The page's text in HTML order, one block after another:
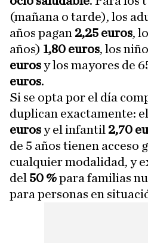
(mañana o tarde), los
años pagan 2,25 euros,
años) 1,80 euros, los
eurosy los mayores de
euros.
Si se opta por el día
duplican exactamente:
eurosy el infantil 2,70
de 5 años tienen acceso
cualquier modalidad, y
del 50 %para familias
para personas en